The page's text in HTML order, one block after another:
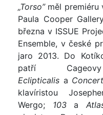
„Torso”měl premiéru
Paula Cooper
března v ISSUE
Ensemble, v české
jaro 2013. Do
patří
Eclipticalis a
klavíristou
Wergo; 103a